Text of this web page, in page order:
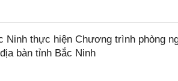
Ninh thực hiện Chương trình phòng
bàn tỉnh Bắc Ninh